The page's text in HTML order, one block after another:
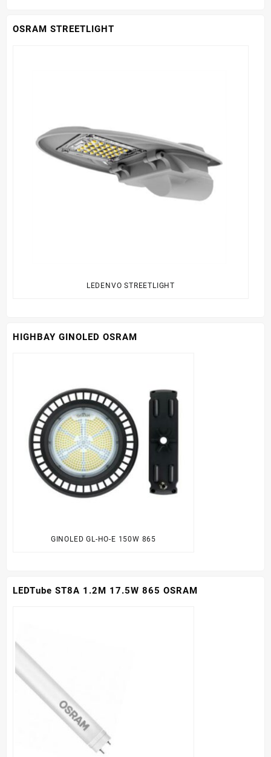
OSRAM STREETLIGHT
LEDENVO STREETLIGHT
HIGHBAY GINOLED OSRAM
GINOLED GL-HO-E 150W 865
LEDTube ST8A 1.2M 17.5W 865 OSRAM